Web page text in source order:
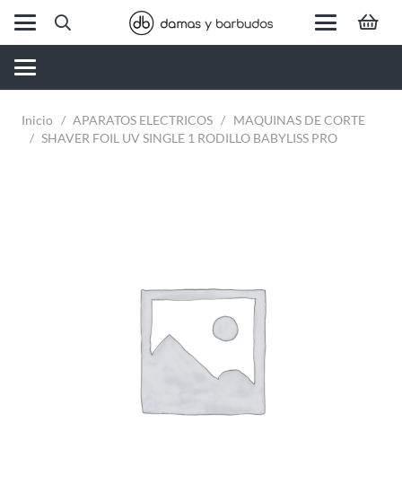
Inicio / APARATOS ELECTRICOS / MAQUINAS DE CORTE
/ SHAVER FOIL UV SINGLE 1 RODILLO BABYLISS PRO